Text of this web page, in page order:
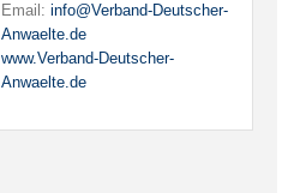
Email: info@Verband-Deutscher-
Anwaelte.de
www.Verband-Deutscher-
Anwaelte.de